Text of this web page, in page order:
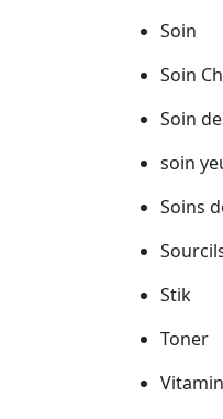
Soin
Soin
Soin
soin
Soins
Stik
Toner